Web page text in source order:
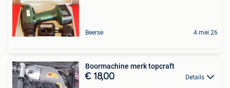
Beerse 4 mei 26
Boormachine merk topcraft
€ 18,00 Details